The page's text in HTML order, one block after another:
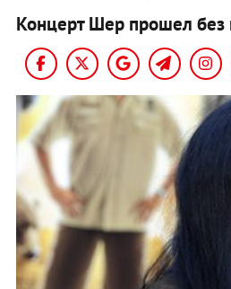
Концерт Шер прошел без